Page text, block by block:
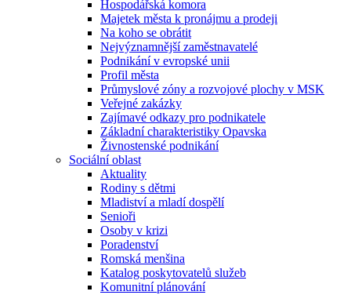
Hospodářská komora
Majetek města k pronájmu a prodeji
Na koho se obrátit
Nejvýznamnější zaměstnavatelé
Podnikání v evropské unii
Profil města
Průmyslové zóny a rozvojové plochy v MSK
Veřejné zakázky
Zajímavé odkazy pro podnikatele
Základní charakteristiky Opavska
Živnostenské podnikání
Sociální oblast
Aktuality
Rodiny s dětmi
Mladiství a mladí dospělí
Senioři
Osoby v krizi
Poradenství
Romská menšina
Katalog poskytovatelů služeb
Komunitní plánování